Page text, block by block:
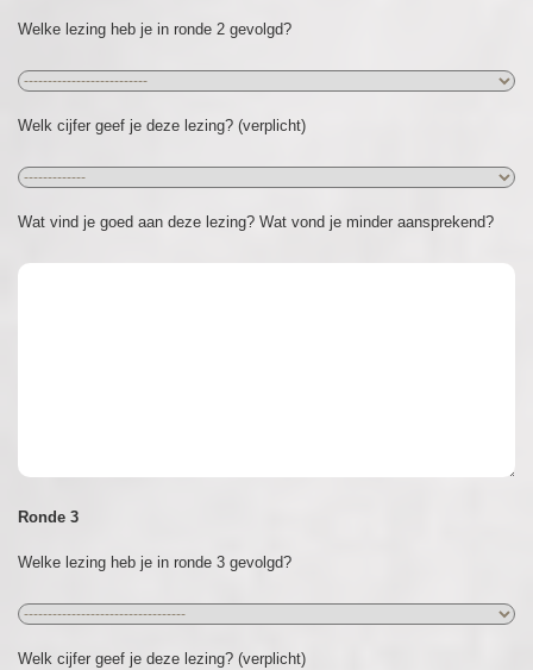
Welke lezing heb je in ronde 2 gevolgd?
Welk cijfer geef je deze lezing? (verplicht)
Wat vind je goed aan deze lezing? Wat vond je minder aansprekend?
Ronde 3
Welke lezing heb je in ronde 3 gevolgd?
Welk cijfer geef je deze lezing? (verplicht)